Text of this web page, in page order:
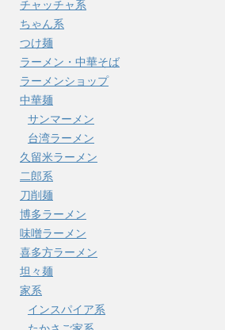
チャッチャ系
ちゃん系
つけ麺
ラーメン・中華そば
ラーメンショップ
中華麺
サンマーメン
台湾ラーメン
久留米ラーメン
二郎系
刀削麺
博多ラーメン
味噌ラーメン
喜多方ラーメン
坦々麺
家系
インスパイア系